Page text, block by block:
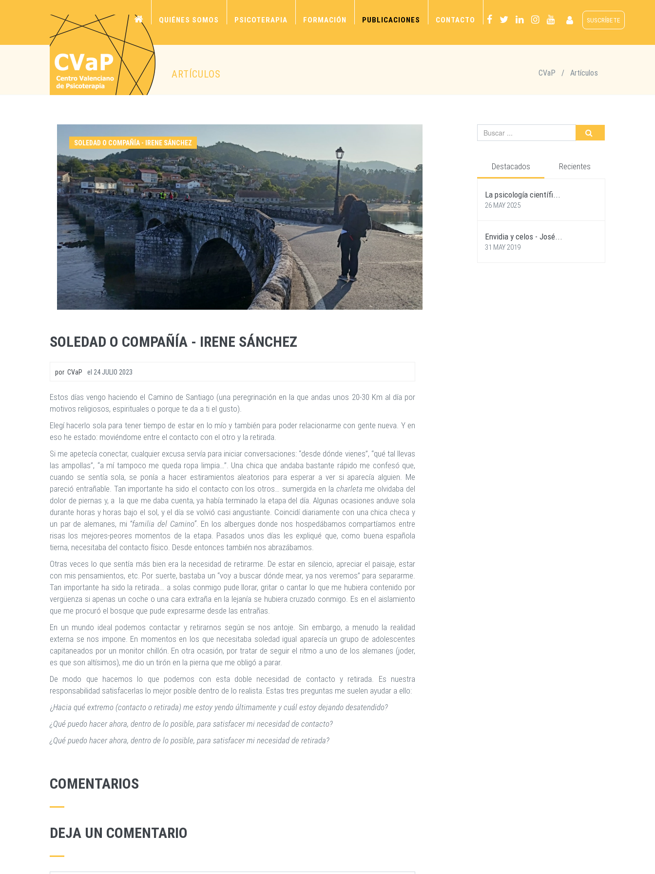
QUIÉNES SOMOS PSICOTERAPIA FORMACIÓN PUBLICACIONES CONTACTO SUSCRÍBETE
ARTÍCULOS CVaP / Artículos
SOLEDAD O COMPAÑÍA - IRENE SÁNCHEZ
SOLEDAD O COMPAÑÍA - IRENE SÁNCHEZ
por CVaP el 24 JULIO 2023
Estos días vengo haciendo el Camino de Santiago (una peregrinación en la que andas unos 20-30 Km al día por
motivos religiosos, espirituales o porque te da a ti el gusto).
Elegí hacerlo sola para tener tiempo de estar en lo mío y también para poder relacionarme con gente nueva. Y en
eso he estado: moviéndome entre el contacto con el otro y la retirada.
Si me apetecía conectar, cualquier excusa servía para iniciar conversaciones: “desde dónde vienes”, “qué tal llevas
las ampollas”, “a mí tampoco me queda ropa limpia…”. Una chica que andaba bastante rápido me confesó que,
cuando se sentía sola, se ponía a hacer estiramientos aleatorios para esperar a ver si aparecía alguien. Me
pareció entrañable. Tan importante ha sido el contacto con los otros… sumergida en la charleta me olvidaba del
dolor de piernas y, a la que me daba cuenta, ya había terminado la etapa del día. Algunas ocasiones anduve sola
durante horas y horas bajo el sol, y el día se volvió casi angustiante. Coincidí diariamente con una chica checa y
un par de alemanes, mi “familia del Camino”. En los albergues donde nos hospedábamos compartíamos entre
risas los mejores-peores momentos de la etapa. Pasados unos días les expliqué que, como buena española
tierna, necesitaba del contacto físico. Desde entonces también nos abrazábamos.
Otras veces lo que sentía más bien era la necesidad de retirarme. De estar en silencio, apreciar el paisaje, estar
con mis pensamientos, etc. Por suerte, bastaba un “voy a buscar dónde mear, ya nos veremos” para separarme.
Tan importante ha sido la retirada… a solas conmigo pude llorar, gritar o cantar lo que me hubiera contenido por
vergüenza si apenas un coche o una cara extraña en la lejanía se hubiera cruzado conmigo. Es en el aislamiento
que me procuró el bosque que pude expresarme desde las entrañas.
En un mundo ideal podemos contactar y retirarnos según se nos antoje. Sin embargo, a menudo la realidad
externa se nos impone. En momentos en los que necesitaba soledad igual aparecía un grupo de adolescentes
capitaneados por un monitor chillón. En otra ocasión, por tratar de seguir el ritmo a uno de los alemanes (joder,
es que son altísimos), me dio un tirón en la pierna que me obligó a parar.
De modo que hacemos lo que podemos con esta doble necesidad de contacto y retirada. Es nuestra
responsabilidad satisfacerlas lo mejor posible dentro de lo realista. Estas tres preguntas me suelen ayudar a ello:
¿Hacia qué extremo (contacto o retirada) me estoy yendo últimamente y cuál estoy dejando desatendido?
¿Qué puedo hacer ahora, dentro de lo posible, para satisfacer mi necesidad de contacto?
¿Qué puedo hacer ahora, dentro de lo posible, para satisfacer mi necesidad de retirada?
COMENTARIOS
DEJA UN COMENTARIO
Destacados Recientes
La psicología científi...
26 MAY 2025
Envidia y celos - José...
31 MAY 2019